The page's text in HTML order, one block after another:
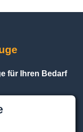
für Ihren Bedarf